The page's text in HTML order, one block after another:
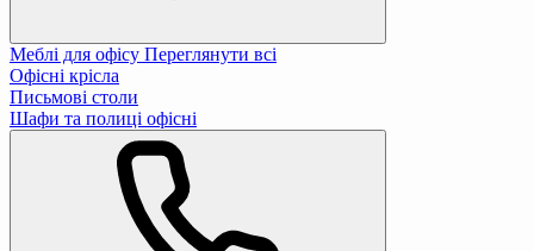
Меблі для офісу Переглянути всі
Офісні крісла
Письмові столи
Шафи та полиці офісні